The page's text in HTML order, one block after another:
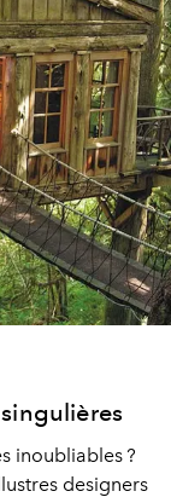
inoubliables ?
designers